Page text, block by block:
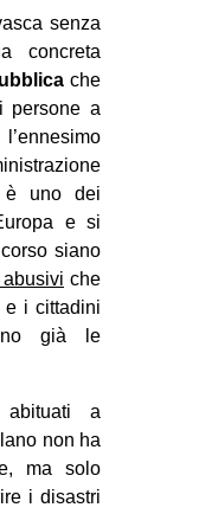
senza
concreta
che
persone a
è uno dei
e si
siano
che
e i cittadini
già le
abituati a
non ha
ma solo
i disastri